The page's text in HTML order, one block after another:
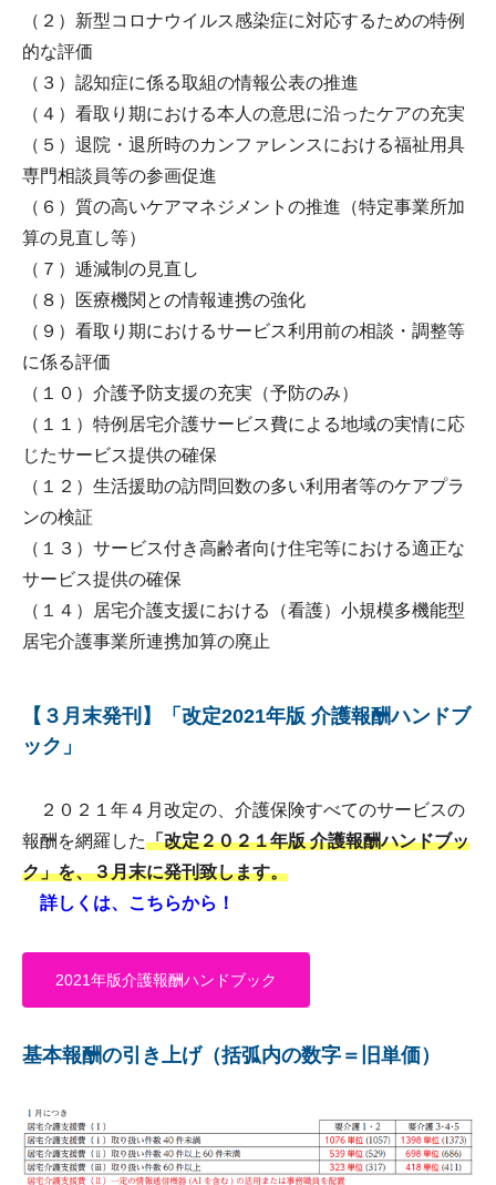
（２）新型コロナウイルス感染症に対応するための特例
的な評価
（３）認知症に係る取組の情報公表の推進
（４）看取り期における本人の意思に沿ったケアの充実
（５）退院・退所時のカンファレンスにおける福祉用具
専門相談員等の参画促進
（６）質の高いケアマネジメントの推進（特定事業所加
算の見直し等）
（７）逓減制の見直し
（８）医療機関との情報連携の強化
（９）看取り期におけるサービス利用前の相談・調整等
に係る評価
（１０）介護予防支援の充実（予防のみ）
（１１）特例居宅介護サービス費による地域の実情に応
じたサービス提供の確保
（１２）生活援助の訪問回数の多い利用者等のケアプラ
ンの検証
（１３）サービス付き高齢者向け住宅等における適正な
サービス提供の確保
（１４）居宅介護支援における（看護）小規模多機能型
居宅介護事業所連携加算の廃止
【３月末発刊】「改定2021年版 介護報酬ハンドブ
ック」
２０２１年４月改定の、介護保険すべてのサービスの
報酬を網羅した「改定２０２１年版 介護報酬ハンドブッ
ク」を、３月末に発刊致します。
詳しくは、こちらから！
2021年版介護報酬ハンドブック
基本報酬の引き上げ（括弧内の数字＝旧単価）